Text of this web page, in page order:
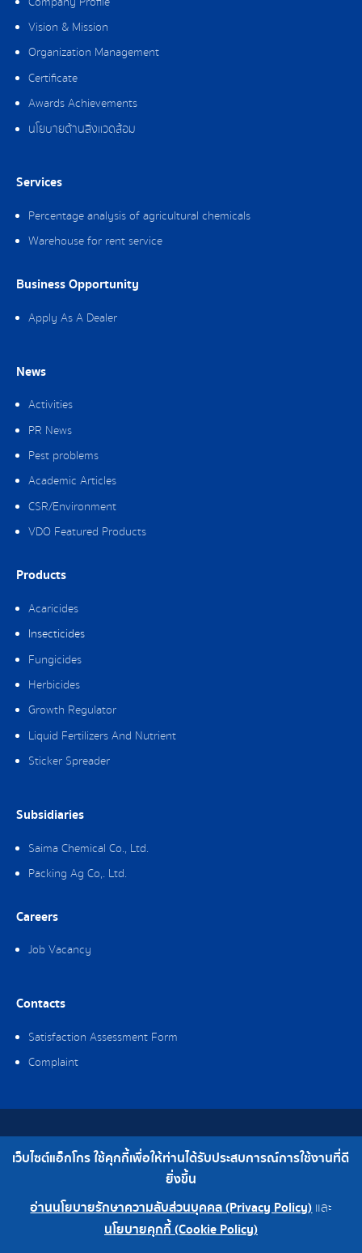
Vision & Mission
Organization Management
Certificate
Awards Achievements
นโยบายด้านสิ่งแวดล้อม
Services
Percentage analysis of agricultural chemicals
Warehouse for rent service
Business Opportunity
Apply As A Dealer
News
Activities
PR News
Pest problems
Academic Articles
CSR/Environment
VDO Featured Products
Products
Acaricides
Insecticides
Fungicides
Herbicides
Growth Regulator
Liquid Fertilizers And Nutrient
Sticker Spreader
Subsidiaries
Saima Chemical Co., Ltd.
Packing Ag Co,. Ltd.
Careers
Job Vacancy
Contacts
Satisfaction Assessment Form
Complaint
Copyright © 2019 Ag-gro (Thailand) Co., Ltd. All Rights Reserved.
Telephone : 0-2308-2102 | Fax : 0-2308-2487
เว็บไซต์แอ็กโกร ใช้คุกกี้เพื่อให้ท่านได้รับประสบการณ์การใช้งานที่ดี
ยิ่งขึ้น
อ่านนโยบายรักษาความลับส่วนบุคคล (Privacy Policy) และ
นโยบายคุกกี้ (Cookie Policy)
0-2308-2102
Factory 0-2324-0515-6